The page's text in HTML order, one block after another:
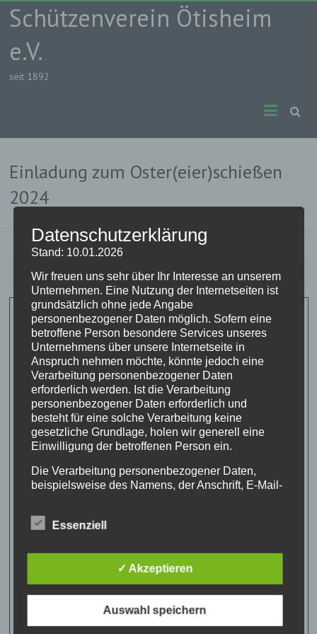
SkipSchützenverein Ötisheim
e.V.
seit 1892
Einladung zum Oster(eier)schießen
2024
Nico 9. März 2024 Aushang
Datenschutzerklärung
Stand: 10.01.2026
Wir freuen uns sehr über Ihr Interesse an unserem
Unternehmen. Eine Nutzung der Internetseiten ist
grundsätzlich ohne jede Angabe
personenbezogener Daten möglich. Sofern eine
betroffene Person besondere Services unseres
Unternehmens über unsere Internetseite in
Anspruch nehmen möchte, könnte jedoch eine
Verarbeitung personenbezogener Daten
erforderlich werden. Ist die Verarbeitung
personenbezogener Daten erforderlich und
besteht für eine solche Verarbeitung keine
gesetzliche Grundlage, holen wir generell eine
Einwilligung der betroffenen Person ein.
Die Verarbeitung personenbezogener Daten,
beispielsweise des Namens, der Anschrift, E-Mail-
Person, erfolgt stets im Einklang mit der
Datenschutz-Grundverordnung und in
landesspezifischen Datenschutzbestimmungen.
Mittels dieser Datenschutzerklärung möchte unser
Unternehmen die Öffentlichkeit über Art, Umfang
und Zweck der von uns erhobenen, genutzten und
verarbeiteten personenbezogenen Daten
informieren. Ferner werden betroffene Personen
Essenziell
✓ Akzeptieren
Auswahl speichern